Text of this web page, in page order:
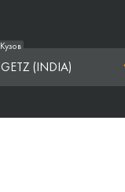
GETZ (INDIA)
Кузов